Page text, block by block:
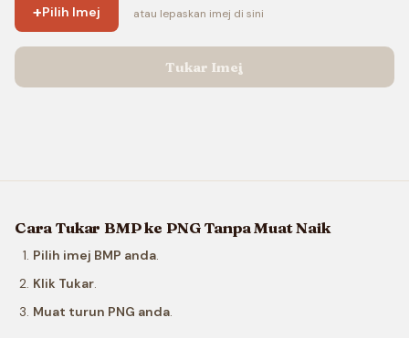
+Pilih Imej atau lepaskan imej di sini
Tukar Imej
Cara Tukar BMP ke PNG Tanpa Muat Naik
Pilih imej BMP anda.
Klik Tukar.
Muat turun PNG anda.